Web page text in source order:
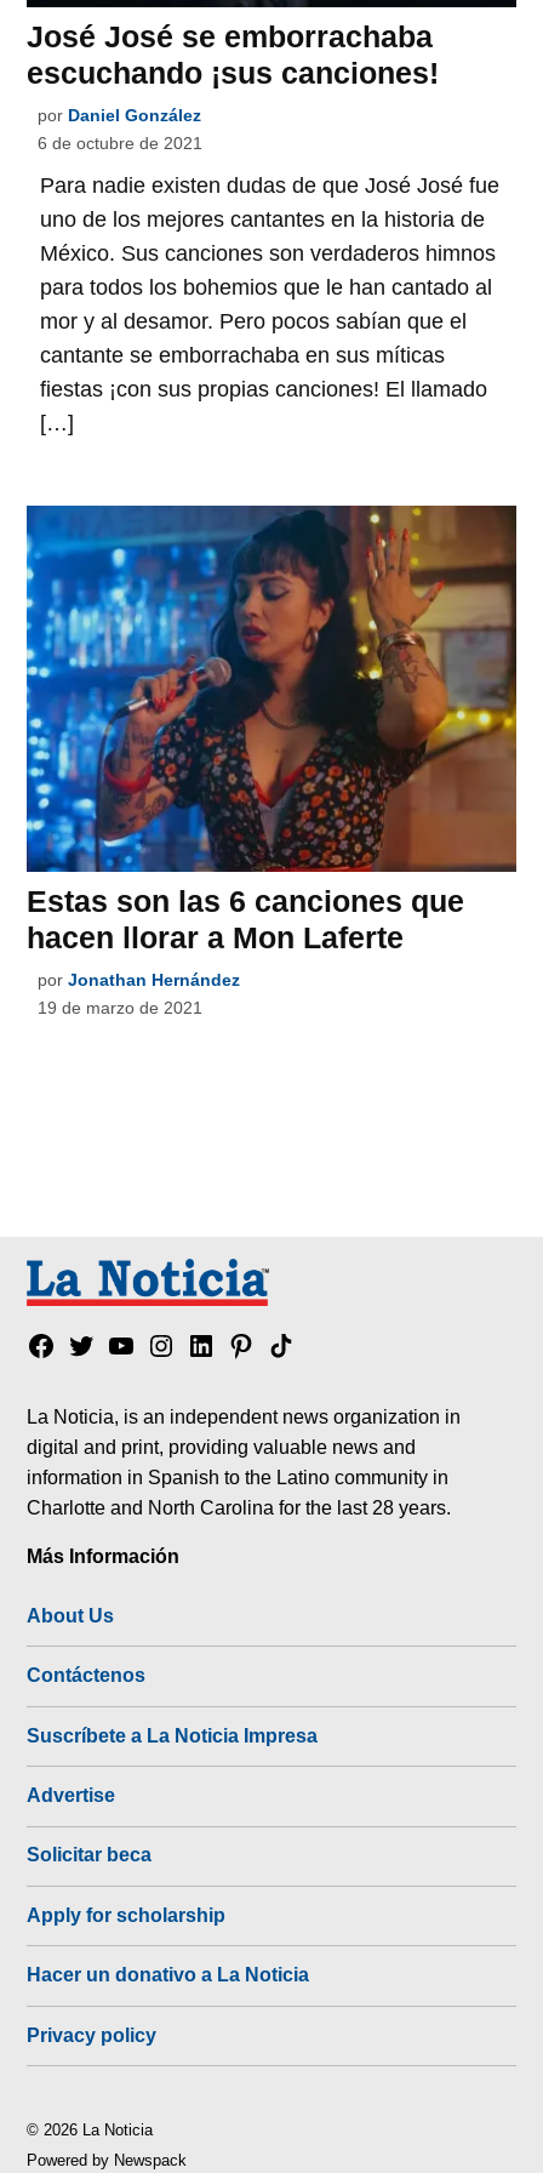
José José se emborrachaba
escuchando ¡sus canciones!
por Daniel González
6 de octubre de 2021
Para nadie existen dudas de que José José fue
uno de los mejores cantantes en la historia de
México. Sus canciones son verdaderos himnos
para todos los bohemios que le han cantado al
mor y al desamor. Pero pocos sabían que el
cantante se emborrachaba en sus míticas
fiestas ¡con sus propias canciones! El llamado
[…]
Estas son las 6 canciones que
hacen llorar a Mon Laferte
por Jonathan Hernández
19 de marzo de 2021
Facebook
TwitterYouTubeInstagram
LinkedinPinterest
Tik
La Noticia, is an independent news organization in
digital and print, providing valuable news and
information in Spanish to the Latino community in
Charlotte and North Carolina for the last 28 years.
Más Información
About Us
Contáctenos
Suscríbete a La Noticia Impresa
Advertise
Solicitar beca
Apply for scholarship
Hacer un donativo a La Noticia
Privacy policy
© 2026 La Noticia
Powered by Newspack